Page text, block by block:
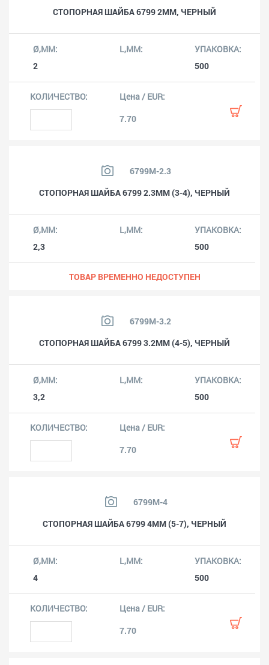
СТОПОРНАЯ ШАЙБА 6799 2MM, ЧЕРНЫЙ
2 500
7.70
6799M-2.3
СТОПОРНАЯ ШАЙБА 6799 2.3MM (3-4), ЧЕРНЫЙ
2,3 500
ТОВАР ВРЕМЕННО НЕДОСТУПЕН
6799M-3.2
СТОПОРНАЯ ШАЙБА 6799 3.2MM (4-5), ЧЕРНЫЙ
3,2 500
7.70
6799M-4
СТОПОРНАЯ ШАЙБА 6799 4MM (5-7), ЧЕРНЫЙ
4 500
7.70